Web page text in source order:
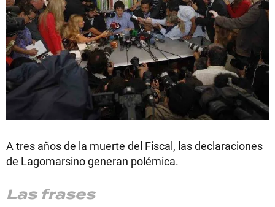
A tres años de la muerte del Fiscal, las declaraciones
de Lagomarsino generan polémica.
Las frases